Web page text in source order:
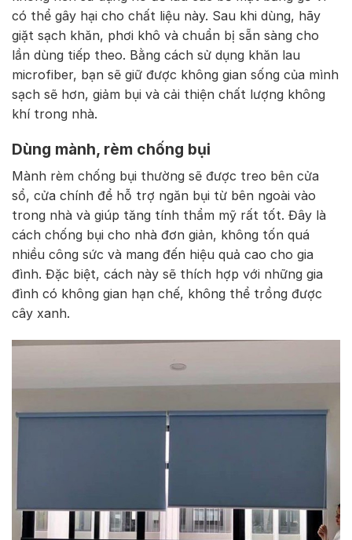
có thể gây hại cho chất liệu này. Sau khi dùng, hãy
giặt sạch khăn, phơi khô và chuẩn bị sẵn sàng cho
lần dùng tiếp theo. Bằng cách sử dụng khăn lau
microfiber, bạn sẽ giữ được không gian sống của mình
sạch sẽ hơn, giảm bụi và cải thiện chất lượng không
khí trong nhà.
Dùng mành, rèm chống bụi
Mành rèm chống bụi thường sẽ được treo bên cửa
sổ, cửa chính để hỗ trợ ngăn bụi từ bên ngoài vào
trong nhà và giúp tăng tính thẩm mỹ rất tốt. Đây là
cách chống bụi cho nhà đơn giản, không tốn quá
nhiều công sức và mang đến hiệu quả cao cho gia
đình. Đặc biệt, cách này sẽ thích hợp với những gia
đình có không gian hạn chế, không thể trồng được
cây xanh.